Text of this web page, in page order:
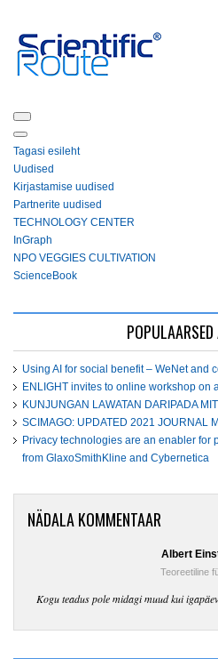
Tagasi esileht
Uudised
Kirjastamise uudised
Partnerite uudised
ТЕСHNOLOGY СЕNTЕR
InGraph
NPO VEGGIES CULTIVATION
ScienceBook
Using AI for social benefit – WeNet and
ENLIGHT invites to online workshop on
KUNJUNGAN LAWATAN DARIPADA
SCIMAGO: UPDATED 2021 JOURNAL
Privacy technologies are an enabler for
from GlaxoSmithKline and Cybernetica
NÄDALA KOMMENTAAR
Albert
Teoreetiline
Kogu teadus pole midagi muud kui